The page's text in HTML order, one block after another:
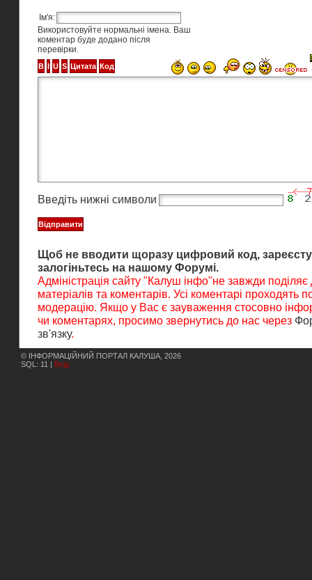
Ім'я:
Використовуйте нормальні імена. Ваш
коментар буде додано після
перевірки.
Введіть нижні символи
Щоб не вводити щоразу цифровий код,
залогіньтесь на нашому Форумі.
Адміністрація сайту "Калуш інфо"не завжди поділяє
матеріалів та коментарів. Усі коментарі проходять
модерацію. Якщо у Вас є зауваження стосовно
чи коментарях, просимо звернутись до нас через
зв'язку.
© ІНФОРМАЦІЙНИЙ ПОРТАЛ КАЛУША, 2026
SQL: 11 |
Вхід